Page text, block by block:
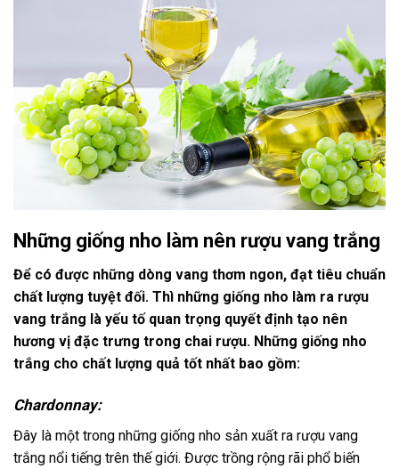
Những giống nho làm nên rượu vang trắng
Để có được những dòng vang thơm ngon, đạt tiêu chuẩn
chất lượng tuyệt đối. Thì những giống nho làm ra rượu
vang trắng là yếu tố quan trọng quyết định tạo nên
hương vị đặc trưng trong chai rượu. Những giống nho
trắng cho chất lượng quả tốt nhất bao gồm:
Chardonnay:
Đây là một trong những giống nho sản xuất ra rượu vang
trắng nổi tiếng trên thế giới. Được trồng rộng rãi phổ biến